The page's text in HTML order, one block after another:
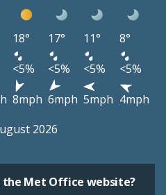
18° 17° 11°
8°
<5% <5% <5%
<5%
8mph 6mph 5mph 4mph
2026
the Met Office website?